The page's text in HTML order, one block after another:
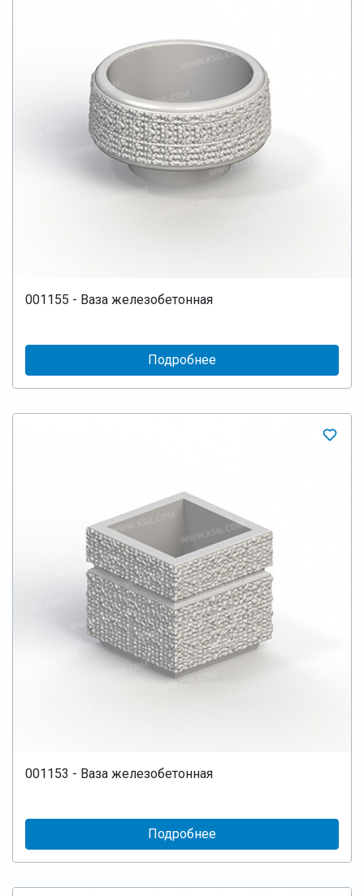
001155 - Ваза железобетонная
Подробнее
001153 - Ваза железобетонная
Подробнее